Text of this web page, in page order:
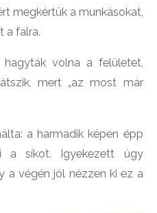
megkértük a munkásokat,
a falra.
volna a felületet,
mert „az most már
a harmadik képen épp
a síkot. Igyekezett úgy
a végén jól nézzen ki ez a